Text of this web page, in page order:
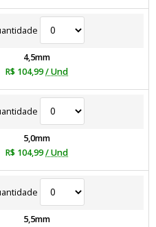
4,5mm
R$ 104,99/ Und
5,0mm
R$ 104,99/ Und
5,5mm